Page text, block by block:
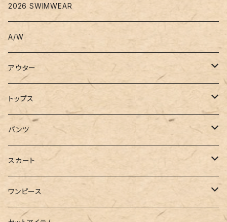
2026 SWIMWEAR
A/W
アウター
コート
ジャケット
ブルゾン
ロングシャツ
トップス
Tシャツ
カットソー
半袖
スウェット・パーカー
パンツ
デニム
スキニー
スカート
ロング
ワンピース